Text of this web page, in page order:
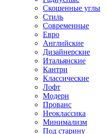
Скошенные углы
Стиль
Современные
Евро
Английские
Дизайнерские
Итальянские
Кантри
Классические
Лофт
Модерн
Прованс
Неоклассика
Минимализм
Под старину